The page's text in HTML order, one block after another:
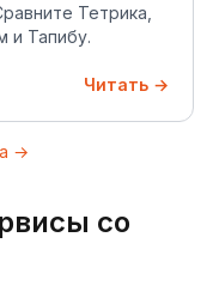
Тетрика,
и Тапибу.
Читать →
→
со